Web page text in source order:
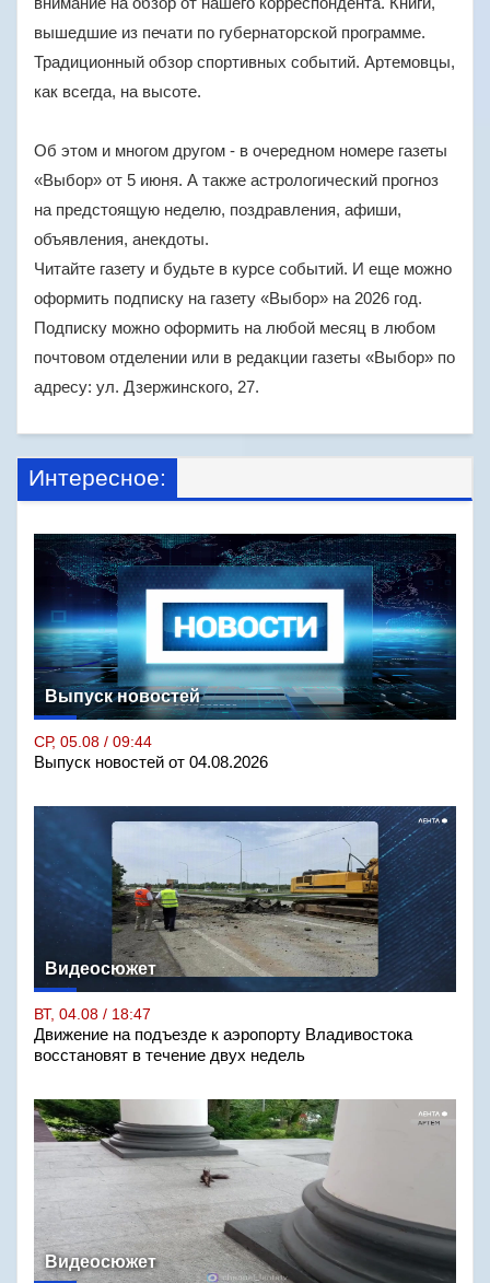
вышедшие из печати по губернаторской программе.
Традиционный обзор спортивных событий. Артемовцы,
как всегда, на высоте.
Об этом и многом другом - в очередном номере газеты
«Выбор» от 5 июня. А также астрологический прогноз
на предстоящую неделю, поздравления, афиши,
объявления, анекдоты.
Читайте газету и будьте в курсе событий. И еще можно
оформить подписку на газету «Выбор» на 2026 год.
Подписку можно оформить на любой месяц в любом
почтовом отделении или в редакции газеты «Выбор» по
адресу: ул. Дзержинского, 27.
Интересное:
Выпуск новостей
СР, 05.08 / 09:44
Выпуск новостей от 04.08.2026
Видеосюжет
ВТ, 04.08 / 18:47
Движение на подъезде к аэропорту Владивостока
восстановят в течение двух недель
Видеосюжет